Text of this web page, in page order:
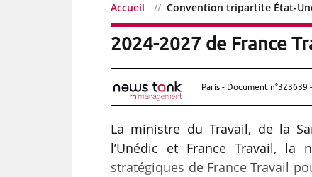
Accueil Convention tripartite État-
Convention tripartite
2024-2027 de France
Paris - Document n°323639
La ministre du Travail, de la
l’Unédic et France Travail,
stratégiques de France Travail